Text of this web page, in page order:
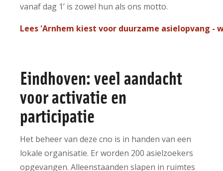
vanaf dag 1’ is zowel hun als ons motto.
Lees 'Arnhem kiest voor duurzame asielopvang -
Eindhoven: veel aandacht
voor activatie en
participatie
Het beheer van deze cno is in handen van een
lokale organisatie. Er worden 200 asielzoekers
opgevangen. Alleenstaanden slapen in ruimtes